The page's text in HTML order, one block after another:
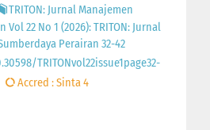
TRITON: Jurnal Manajemen
22 No 1 (2026): TRITON: Jurnal
Perairan 32-42
TRITONvol22issue1page32-
Accred : Sinta 4